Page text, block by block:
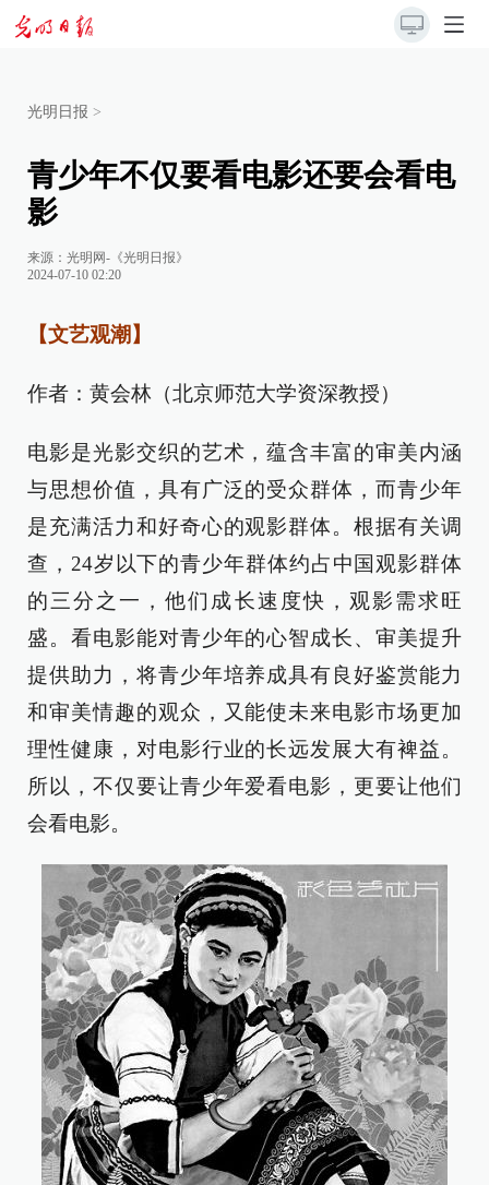
光明日报 >
青少年不仅要看电影还要会看电
影
来源： 光明网-《光明日报》
2024-07-10 02:20
【文艺观潮】
作者：黄会林（北京师范大学资深教授）
电影是光影交织的艺术，蕴含丰富的审美内涵
与思想价值，具有广泛的受众群体，而青少年
是充满活力和好奇心的观影群体。根据有关调
查，24岁以下的青少年群体约占中国观影群体
的三分之一，他们成长速度快，观影需求旺
盛。看电影能对青少年的心智成长、审美提升
提供助力，将青少年培养成具有良好鉴赏能力
和审美情趣的观众，又能使未来电影市场更加
理性健康，对电影行业的长远发展大有裨益。
所以，不仅要让青少年爱看电影，更要让他们
会看电影。